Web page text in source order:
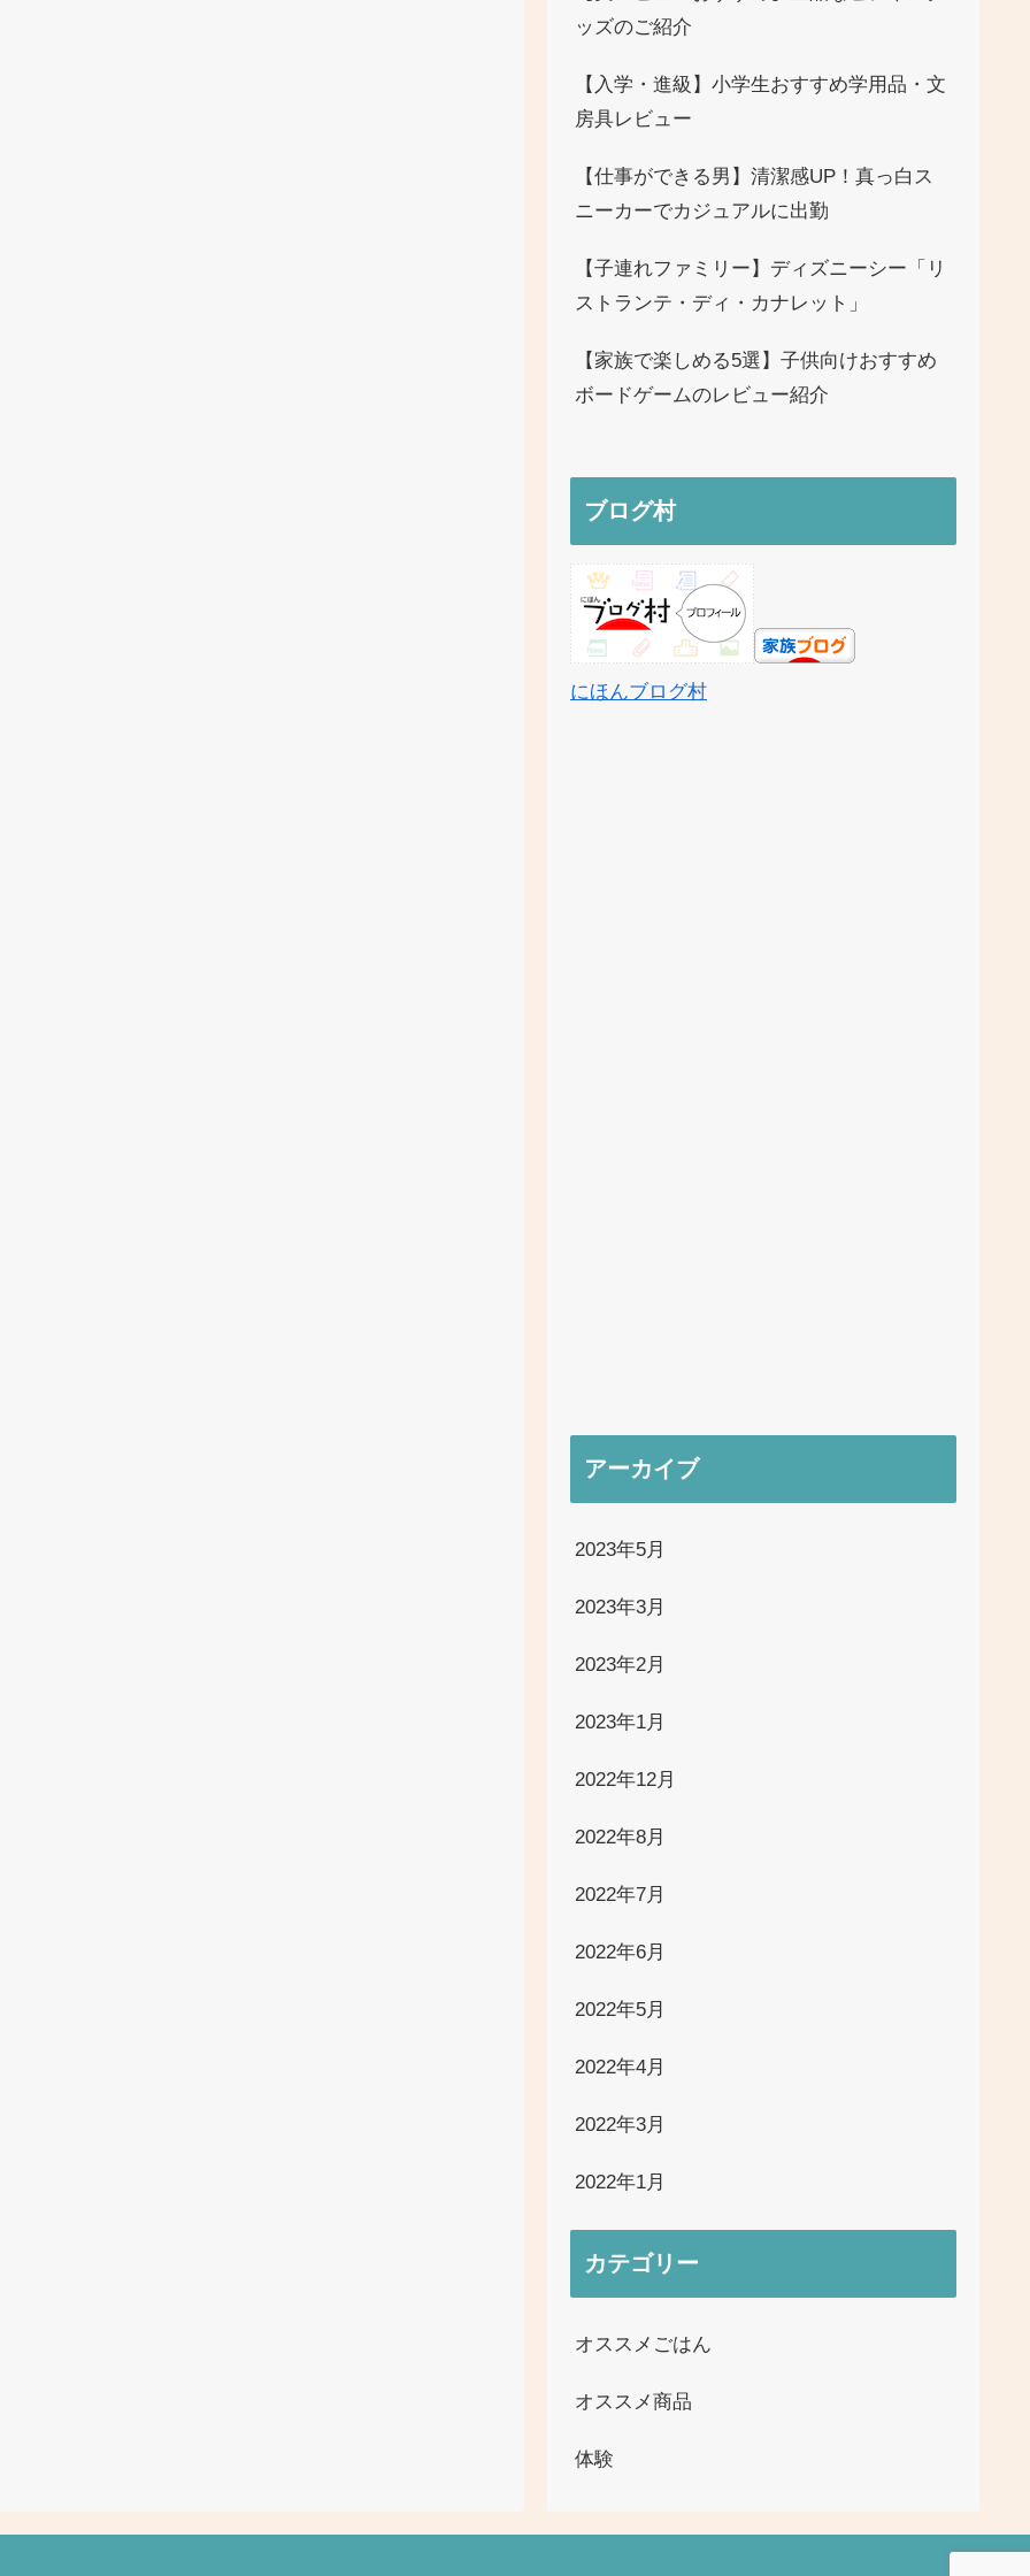
ッズのご紹介
【入学・進級】小学生おすすめ学用品・文
房具レビュー
【仕事ができる男】清潔感UP！真っ白ス
ニーカーでカジュアルに出勤
【子連れファミリー】ディズニーシー「リ
ストランテ・ディ・カナレット」
【家族で楽しめる5選】子供向けおすすめ
ボードゲームのレビュー紹介
ブログ村
にほんブログ村
アーカイブ
2023年5月
2023年3月
2023年2月
2023年1月
2022年12月
2022年8月
2022年7月
2022年6月
2022年5月
2022年4月
2022年3月
2022年1月
カテゴリー
オススメごはん
オススメ商品
体験